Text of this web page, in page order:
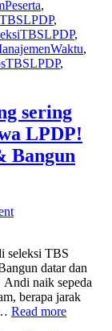
,
,
,
,
,
sering
LPDP!
Bangun
seleksi TBS
datar dan
Andi naik sepeda
berapa jarak
Read more“Part